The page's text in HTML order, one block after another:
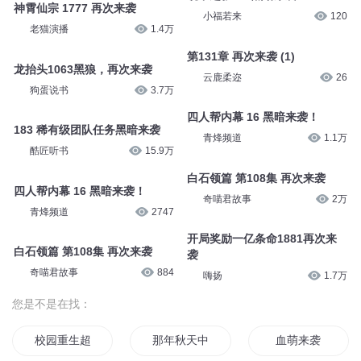
神霄仙宗 1777 再次来袭
老猫演播 1.4万
龙抬头1063黑狼，再次来袭
狗蛋说书 3.7万
183 稀有级团队任务黑暗来袭
酷匠听书 15.9万
四人帮内幕 16 黑暗来袭！
青烽频道 2747
白石领篇 第108集 再次来袭
奇喵君故事 884
小福若来 120
第131章 再次来袭 (1)
云鹿柔迩 26
四人帮内幕 16 黑暗来袭！
青烽频道 1.1万
白石领篇 第108集 再次来袭
奇喵君故事 2万
开局奖励一亿条命1881再次来
袭
嗨扬 1.7万
您是不是在找：
校园重生超能女王来袭 那年秋天中二再次来袭 血萌来袭